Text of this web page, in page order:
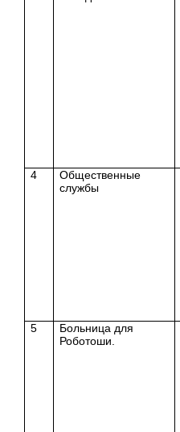
4
Общественные
службы
5
Больница для
Роботоши.